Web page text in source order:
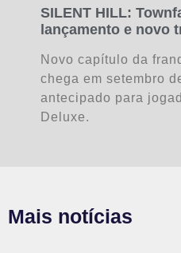
SILENT HILL:
lançamento e novo
Novo capítulo da
chega em setembro
antecipado para
Deluxe.
Mais notícias